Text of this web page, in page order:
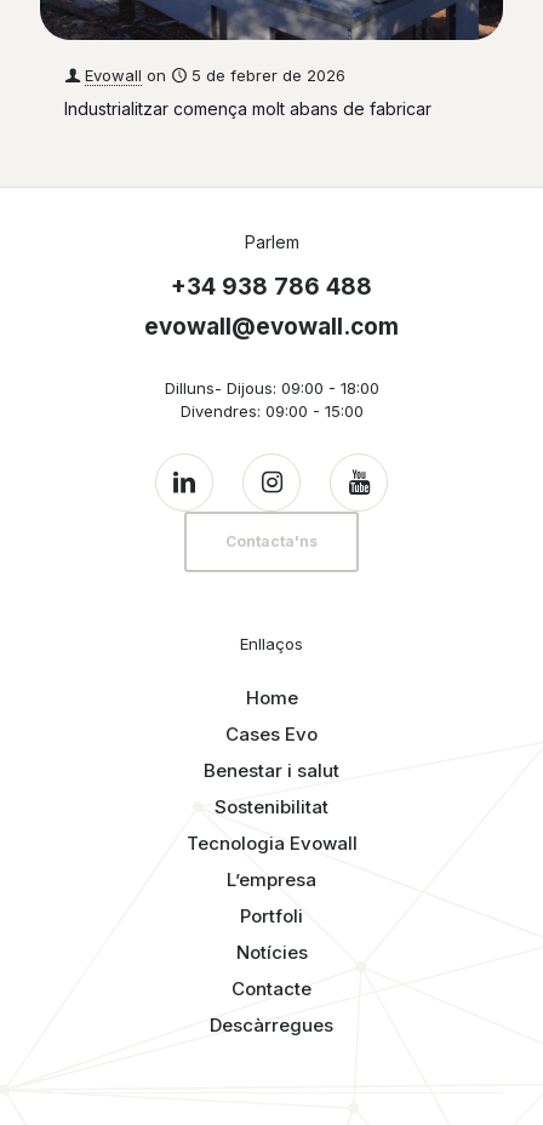
Evowall on 5 de febrer de 2026
Industrialitzar comença molt abans de fabricar
Parlem
+34 938 786 488
evowall@evowall.com
Dilluns- Dijous: 09:00 - 18:00
Divendres: 09:00 - 15:00
Contacta'ns
Enllaços
Home
Cases Evo
Benestar i salut
Sostenibilitat
Tecnologia Evowall
L’empresa
Portfoli
Notícies
Contacte
Descàrregues